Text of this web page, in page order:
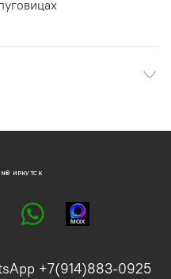
+7(914)883-0925
ИРКУТСК